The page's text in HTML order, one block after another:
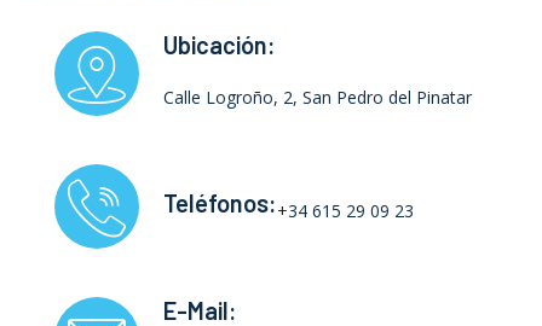
Ubicación:
Calle Logroño, 2, San Pedro del Pinatar
Teléfonos:+34 615 29 09 23
E-Mail: